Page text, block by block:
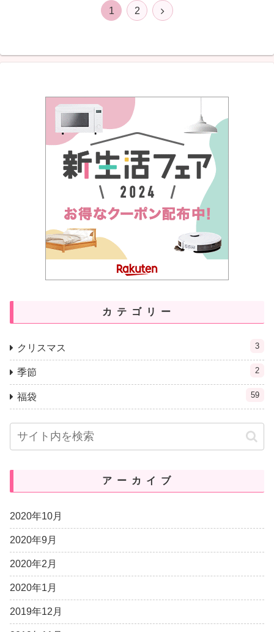
1 2
次
カテゴリー
クリスマス 3
季節 2
福袋 59
アーカイブ
2020年10月
2020年9月
2020年2月
2020年1月
2019年12月